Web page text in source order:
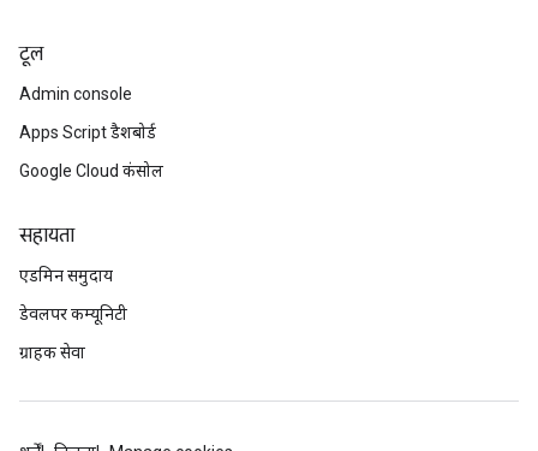
टूल
Admin console
Apps Script डैशबोर्ड
Google Cloud कंसोल
सहायता
एडमिन समुदाय
डेवलपर कम्यूनिटी
ग्राहक सेवा